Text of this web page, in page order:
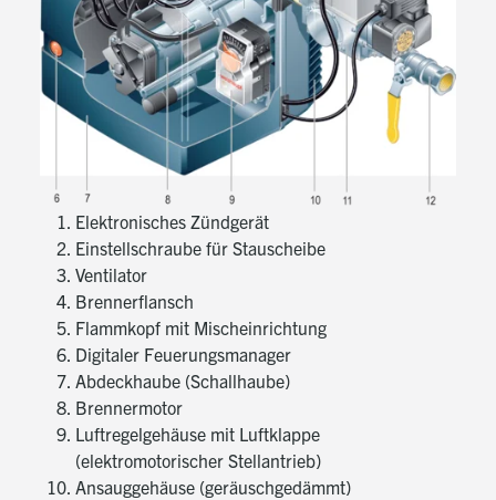
Anfrage)
Elektrischer Anschluss über Normstecker
Achtung:
Für die richtige Auswahl von Brennergröße, Kopflänge
bzw. Zwischenplatte die kesselspezifischen
Anforderungen beachten
Steuerung
Eingebauter digitaler Feuerungsmanager für die
vollautomatische Steuerung der Programmfolge
Sicherheitsüberwachung mit Ionisationselektrode
und Luftdruckwächter
Mit Störstellungsanzeige
Elektronisches Zündgerät
Einstellschraube für Stauscheibe
Ventilator
Brennerflansch
Flammkopf mit Mischeinrichtung
Digitaler Feuerungsmanager
Abdeckhaube (Schallhaube)
Brennermotor
Luftregelgehäuse mit Luftklappe
(elektromotorischer Stellantrieb)
Ansauggehäuse (geräuschgedämmt)